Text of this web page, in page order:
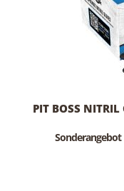
PIT BOSS NITRIL
Sonderangebot